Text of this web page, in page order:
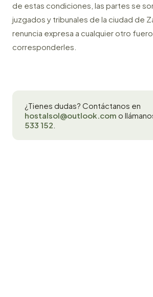
de estas condiciones, las partes se
juzgados y tribunales de la ciudad de
renuncia expresa a cualquier otro
corresponderles.
¿Tienes dudas? Contáctanos en
hostalsol@outlook.com o
533 152